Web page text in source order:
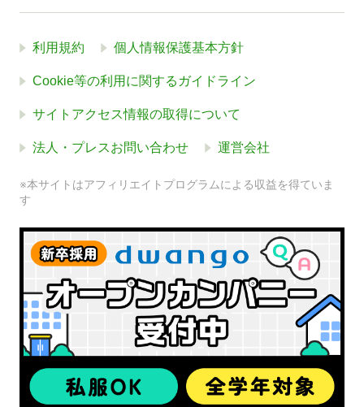
利用規約 個人情報保護基本方針
Cookie等の利用に関するガイドライン
サイトアクセス情報の取得について
法人・プレスお問い合わせ 運営会社
※本サイトはアフィリエイトプログラムによる収益を得ていま
す